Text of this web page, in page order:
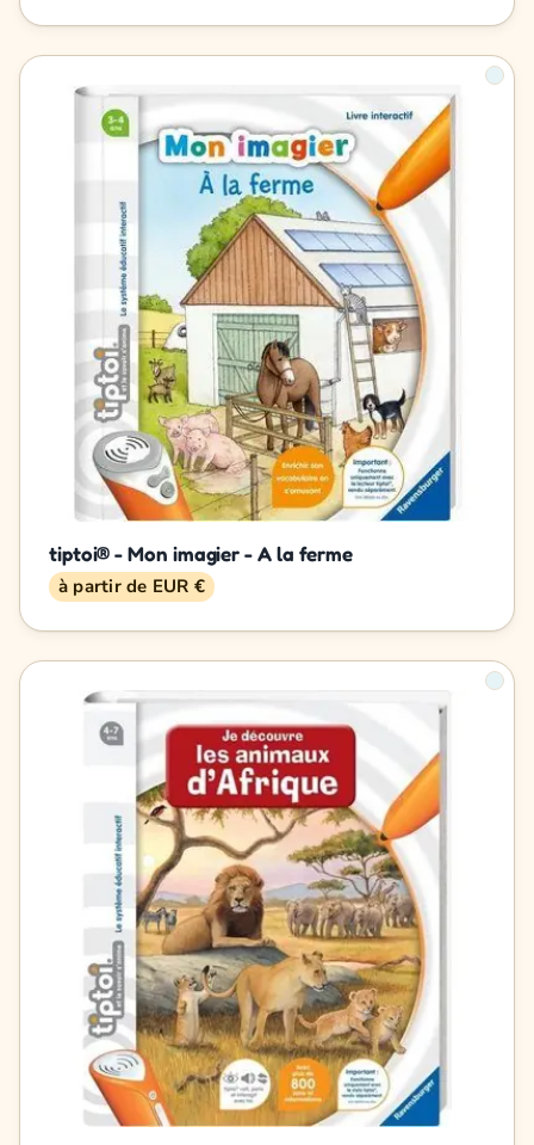
tiptoi® - Mon imagier - A la ferme
à partir de EUR €